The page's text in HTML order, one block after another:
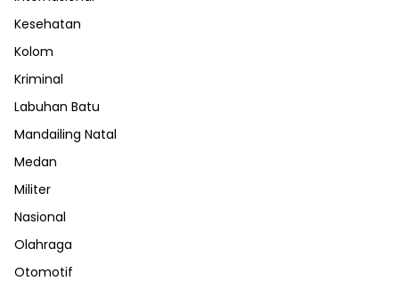
Kesehatan
Kolom
Kriminal
Labuhan Batu
Mandailing Natal
Medan
Militer
Nasional
Olahraga
Otomotif